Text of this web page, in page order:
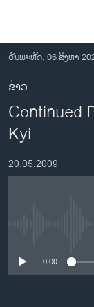
ເຂົ້າ
ຫາ
ຂ້າມ
ຂ້າມ
ຂ້າມ
ໄປ
ຫາ
ຊອກ
ອາເມຣິກາ
ການເລືອກຕັ້ງ ປະ
ຂ່າວ​ຈີນ
ຊີວິດຊາວລາວ
ວັນພະຫັດ, 06 ສິງຫາ
ຂ່າວ
Continued
Kyi
20,05,2009
0:00